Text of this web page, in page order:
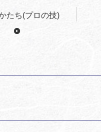
たち(プロの技)